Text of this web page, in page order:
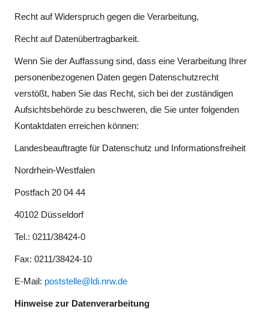
Recht auf Widerspruch gegen die Verarbeitung,
Recht auf Datenübertragbarkeit.
Wenn Sie der Auffassung sind, dass eine Verarbeitung Ihrer
personenbezogenen Daten gegen Datenschutzrecht
verstößt, haben Sie das Recht, sich bei der zuständigen
Aufsichtsbehörde zu beschweren, die Sie unter folgenden
Kontaktdaten erreichen können:
Landesbeauftragte für Datenschutz und Informationsfreiheit
Nordrhein-Westfalen
Postfach 20 04 44
40102 Düsseldorf
Tel.: 0211/38424-0
Fax: 0211/38424-10
E-Mail: poststelle@ldi.nrw.de
Hinweise zur Datenverarbeitung